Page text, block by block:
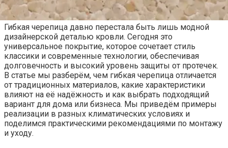
Гибкая черепица давно перестала быть лишь модной
дизайнерской деталью кровли. Сегодня это
универсальное покрытие, которое сочетает стиль
классики и современные технологии, обеспечивая
долговечность и высокий уровень защиты от протечек.
В статье мы разберём, чем гибкая черепица отличается
от традиционных материалов, какие характеристики
влияют на её надёжность и как выбрать подходящий
вариант для дома или бизнеса. Мы приведём примеры
реализации в разных климатических условиях и
поделимся практическими рекомендациями по монтажу
и уходу.